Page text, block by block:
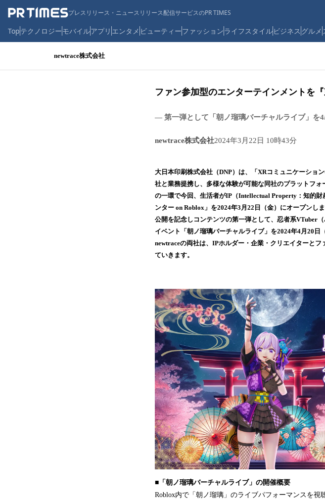
プレスリリース・ニュースリリース配信サービスのPR TIMES
Topテクノロジーモバイルアプリ エンタメ ビューティーファッションライフスタイルビジネス グルメ
newtrace株式会社
ファン参加型のエンターテインメントを
― 第一弾として「朝ノ瑠璃バーチャルライブ」を
newtrace株式会社2024年3月22日 10時43分
大日本印刷株式会社（DNP）は、「XRコミュニケーショ
社と業務提携し、多様な体験が可能な同社のプラットフ
の一環で今回、生活者がIP（Intellectual Property：知的
ンター on Roblox」を2024年3月22日（金）にオープンしま
公開を記念しコンテンツの第一弾として、忍者系VTuber
イベント「朝ノ瑠璃バーチャルライブ」を2024年4月20
newtraceの両社は、IPホルダー・企業・クリエイターと
ていきます。
■「朝ノ瑠璃バーチャルライブ」の開催概要
Roblox内で「朝ノ瑠璃」のライブパフォーマンスを